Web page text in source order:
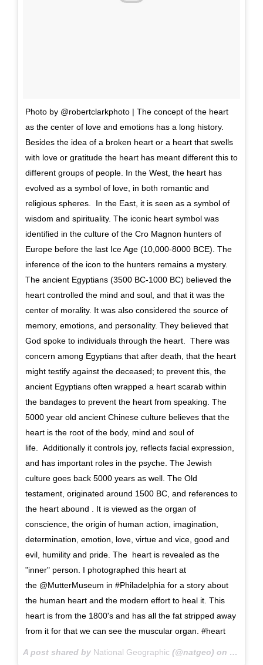
Photo by @robertclarkphoto | The concept of the heart
as the center of love and emotions has a long history.
Besides the idea of a broken heart or a heart that swells
with love or gratitude the heart has meant different this to
different groups of people. In the West, the heart has
evolved as a symbol of love, in both romantic and
religious spheres. In the East, it is seen as a symbol of
wisdom and spirituality. The iconic heart symbol was
identified in the culture of the Cro Magnon hunters of
Europe before the last Ice Age (10,000-8000 BCE). The
inference of the icon to the hunters remains a mystery.
The ancient Egyptians (3500 BC-1000 BC) believed the
heart controlled the mind and soul, and that it was the
center of morality. It was also considered the source of
memory, emotions, and personality. They believed that
God spoke to individuals through the heart. There was
concern among Egyptians that after death, that the heart
might testify against the deceased; to prevent this, the
ancient Egyptians often wrapped a heart scarab within
the bandages to prevent the heart from speaking. The
5000 year old ancient Chinese culture believes that the
heart is the root of the body, mind and soul of
life. Additionally it controls joy, reflects facial expression,
and has important roles in the psyche. The Jewish
culture goes back 5000 years as well. The Old
testament, originated around 1500 BC, and references to
the heart abound . It is viewed as the organ of
conscience, the origin of human action, imagination,
determination, emotion, love, virtue and vice, good and
evil, humility and pride. The heart is revealed as the
"inner" person. I photographed this heart at
the @MutterMuseum in #Philadelphia for a story about
the human heart and the modern effort to heal it. This
heart is from the 1800's and has all the fat stripped away
from it for that we can see the muscular organ. #heart
A post shared by National Geographic (@natgeo) on Feb 14,